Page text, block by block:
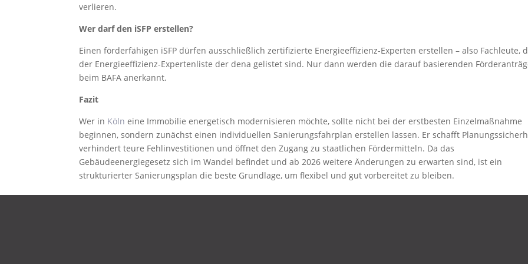
verlieren.
Wer darf den iSFP erstellen?
Einen förderfähigen iSFP dürfen ausschließlich zertifizierte Energieeffizienz-Experten erstellen – also Fachleute,
der Energieeffizienz-Expertenliste der dena gelistet sind. Nur dann werden die darauf basierenden
beim BAFA anerkannt.
Fazit
Wer in Köln eine Immobilie energetisch modernisieren möchte, sollte nicht bei der erstbesten Einzelmaßnahme
beginnen, sondern zunächst einen individuellen Sanierungsfahrplan erstellen lassen. Er schafft
verhindert teure Fehlinvestitionen und öffnet den Zugang zu staatlichen Fördermitteln. Da das
Gebäudeenergiegesetz sich im Wandel befindet und ab 2026 weitere Änderungen zu erwarten sind, ist ein
strukturierter Sanierungsplan die beste Grundlage, um flexibel und gut vorbereitet zu bleiben.